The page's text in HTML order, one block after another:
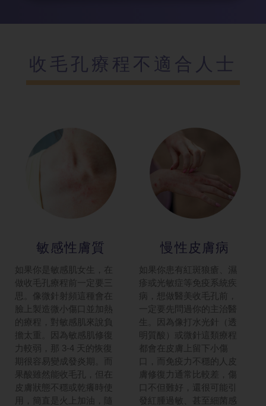
收毛孔療程不適合人士
敏感性膚質
如果你是敏感肌女生，在
做收毛孔療程前一定要三
思。像微針射頻這種會在
臉上製造微小傷口並加熱
的療程，對敏感肌來說負
擔太重。因為敏感肌修復
力較弱，那 3-4 天的恢復
期很容易變成發炎期。而
果酸雖然能收毛孔，但在
皮膚狀態不穩或乾癢時使
用，簡直是火上加油，隨
慢性皮膚病
如果你患有紅斑狼瘡、濕
疹或光敏症等免疫系統疾
病，想做醫美收毛孔前，
一定要先問過你的主治醫
生。因為像打水光針（透
明質酸）或微針這類療程
都會在皮膚上留下小傷
口，而免疫力不穩的人皮
膚修復力通常比較差，傷
口不但難好，還很可能引
發紅腫過敏、甚至細菌感